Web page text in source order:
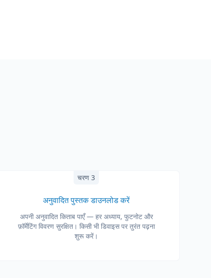
चरण 3
अनुवादित पुस्तक डाउनलोड करें
अपनी अनुवादित किताब पाएँ — हर अध्याय, फुटनोट और
फ़ॉर्मेटिंग विवरण सुरक्षित। किसी भी डिवाइस पर तुरंत पढ़ना
शुरू करें।